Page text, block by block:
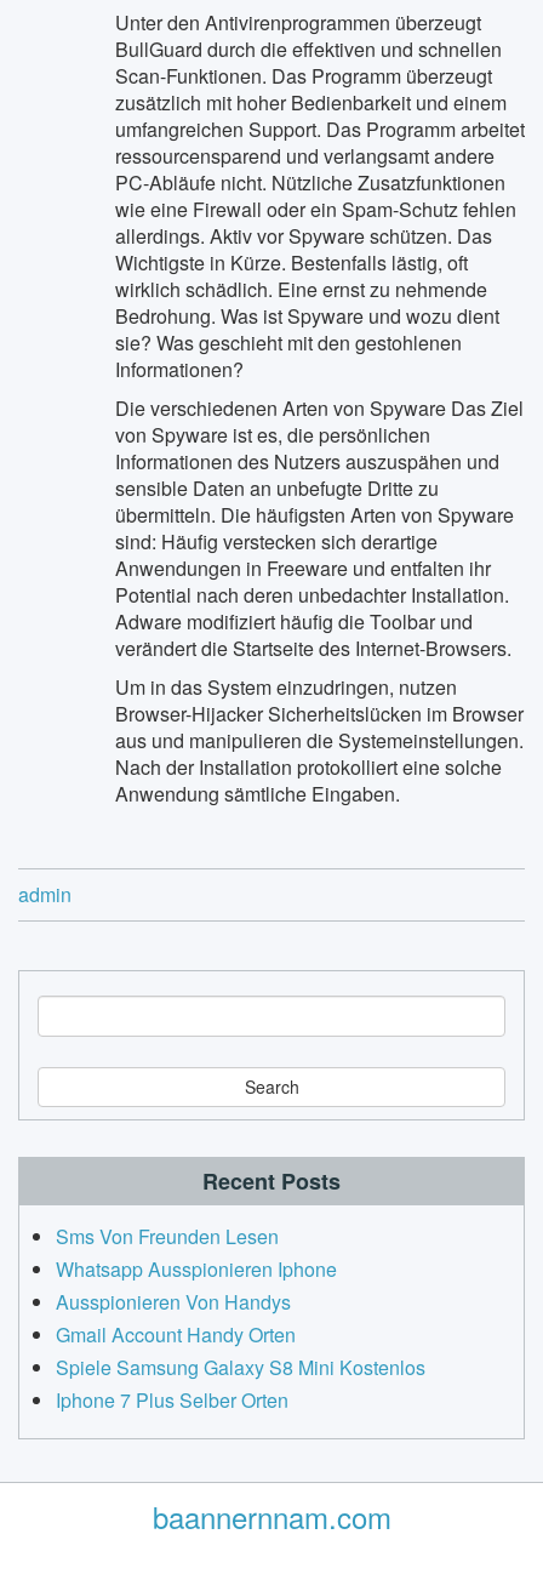
Unter den Antivirenprogrammen überzeugt
BullGuard durch die effektiven und schnellen
Scan-Funktionen. Das Programm überzeugt
zusätzlich mit hoher Bedienbarkeit und einem
umfangreichen Support. Das Programm arbeitet
ressourcensparend und verlangsamt andere
PC-Abläufe nicht. Nützliche Zusatzfunktionen
wie eine Firewall oder ein Spam-Schutz fehlen
allerdings. Aktiv vor Spyware schützen. Das
Wichtigste in Kürze. Bestenfalls lästig, oft
wirklich schädlich. Eine ernst zu nehmende
Bedrohung. Was ist Spyware und wozu dient
sie? Was geschieht mit den gestohlenen
Informationen?
Die verschiedenen Arten von Spyware Das Ziel
von Spyware ist es, die persönlichen
Informationen des Nutzers auszuspähen und
sensible Daten an unbefugte Dritte zu
übermitteln. Die häufigsten Arten von Spyware
sind: Häufig verstecken sich derartige
Anwendungen in Freeware und entfalten ihr
Potential nach deren unbedachter Installation.
Adware modifiziert häufig die Toolbar und
verändert die Startseite des Internet-Browsers.
Um in das System einzudringen, nutzen
Browser-Hijacker Sicherheitslücken im Browser
aus und manipulieren die Systemeinstellungen.
Nach der Installation protokolliert eine solche
Anwendung sämtliche Eingaben.
admin
e
a
r
c
Recent Posts
Sms Von Freunden Lesen
Whatsapp Ausspionieren Iphone
Ausspionieren Von Handys
Gmail Account Handy Orten
Spiele Samsung Galaxy S8 Mini Kostenlos
Iphone 7 Plus Selber Orten
baannernnam.com